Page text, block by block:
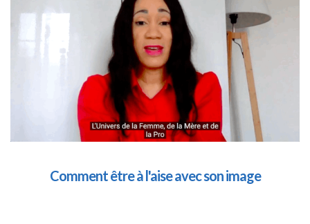
Comment être à l'aise avec son image